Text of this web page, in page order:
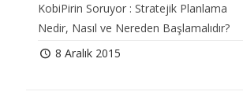
KobiPirin Soruyor : Stratejik Planlama
Nedir, Nasıl ve Nereden Başlamalıdır?
8 Aralık 2015